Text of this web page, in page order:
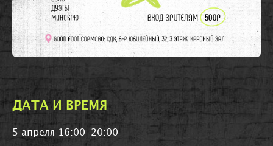
ДАТА И ВРЕМЯ
5 апреля 16:00-20:00